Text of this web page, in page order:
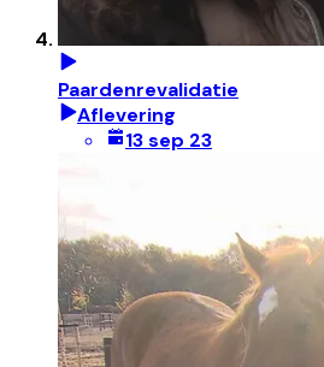
Paardenrevalidatie
Aflevering
13 sep 23